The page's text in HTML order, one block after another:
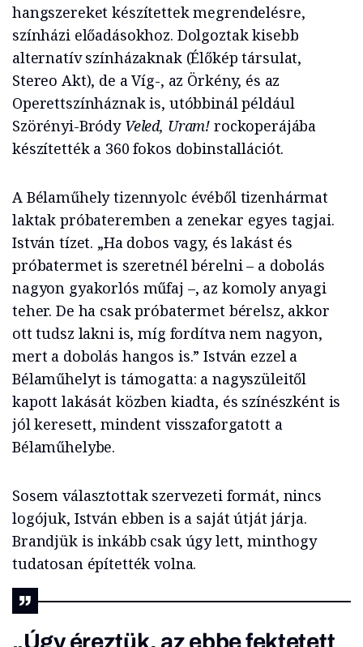
hangszereket készítettek megrendelésre,
színházi előadásokhoz. Dolgoztak kisebb
alternatív színházaknak (Élőkép társulat,
Stereo Akt), de a Víg-, az Örkény, és az
Operettszínháznak is, utóbbinál például
Szörényi-Bródy Veled, Uram! rockoperájába
készítették a 360 fokos dobinstallációt.
A Bélaműhely tizennyolc évéből tizenhármat
laktak próbateremben a zenekar egyes tagjai.
István tízet. „Ha dobos vagy, és lakást és
próbatermet is szeretnél bérelni – a dobolás
nagyon gyakorlós műfaj –, az komoly anyagi
teher. De ha csak próbatermet bérelsz, akkor
ott tudsz lakni is, míg fordítva nem nagyon,
mert a dobolás hangos is.” István ezzel a
Bélaműhelyt is támogatta: a nagyszüleitől
kapott lakását közben kiadta, és színészként is
jól keresett, mindent visszaforgatott a
Bélaműhelybe.
Sosem választottak szervezeti formát, nincs
logójuk, István ebben is a saját útját járja.
Brandjük is inkább csak úgy lett, minthogy
tudatosan építették volna.
„Úgy éreztük, az ebbe fektetett